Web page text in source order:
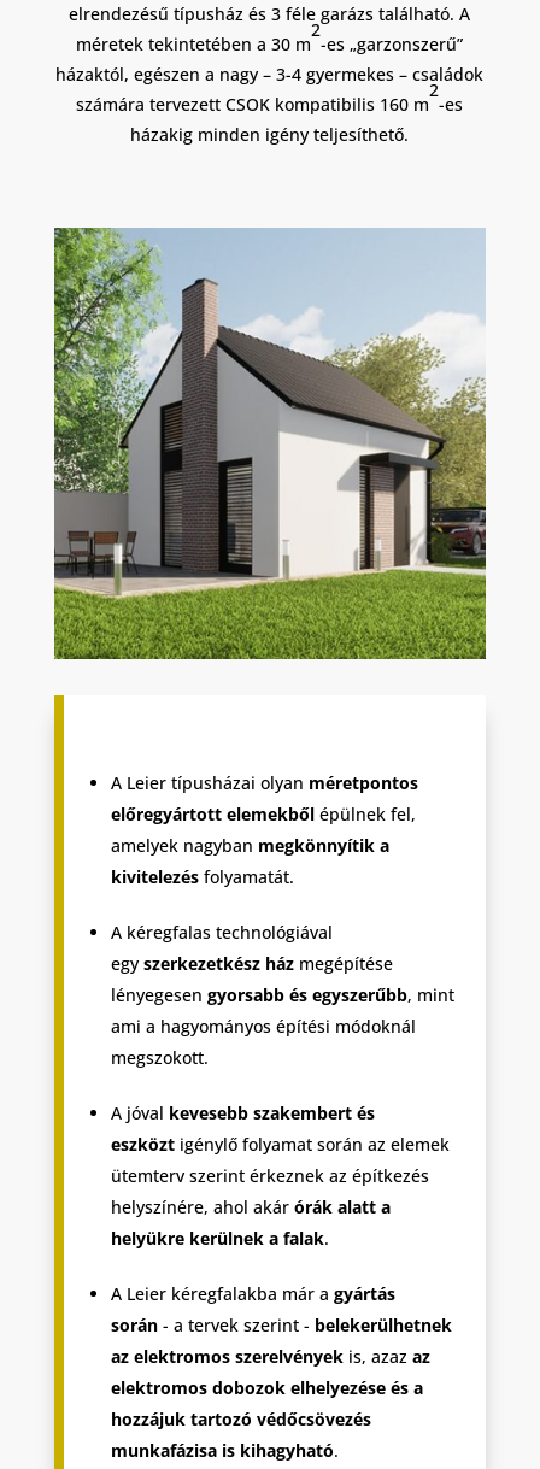
elrendezésű típusház és 3 féle garázs található. A
méretek tekintetében a 30 m
2
-es „garzonszerű”
házaktól, egészen a nagy – 3-4 gyermekes – családok
számára tervezett CSOK kompatibilis 160 m
2
-es
házakig minden igény teljesíthető.
A Leier típusházai olyan méretpontos
előregyártott elemekből épülnek fel,
amelyek nagyban megkönnyítik a
kivitelezés folyamatát.
A kéregfalas technológiával
egy szerkezetkész ház megépítése
lényegesen gyorsabb és egyszerűbb, mint
ami a hagyományos építési módoknál
megszokott.
A jóval kevesebb szakembert és
eszközt igénylő folyamat során az elemek
ütemterv szerint érkeznek az építkezés
helyszínére, ahol akár órák alatt a
helyükre kerülnek a falak.
A Leier kéregfalakba már a gyártás
során - a tervek szerint - belekerülhetnek
az elektromos szerelvények is, azaz az
elektromos dobozok elhelyezése és a
hozzájuk tartozó védőcsövezés
munkafázisa is kihagyható.